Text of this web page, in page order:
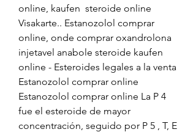
online, kaufen  steroide online
Visakarte.. Estanozolol comprar
online, onde comprar oxandrolona
injetavel anabole steroide kaufen
online - Esteroides legales a la venta
Estanozolol comprar online
Estanozolol comprar online La P 4
fue el esteroide de mayor
concentración, seguido por P 5 , T, E